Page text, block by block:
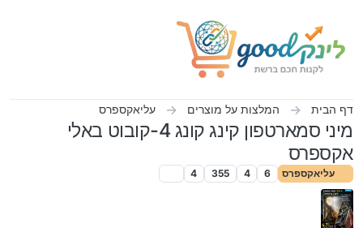
דף הבית המלצות על מוצרים עליאקספרס
מיני סמארטפון קינג קונג 4-קובוט באלי
אקספרס
עליאקספרס 6
4
355
4